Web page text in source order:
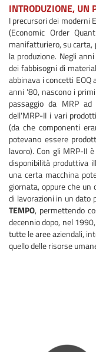
INTRODUZIONE, UN
I precursori dei moderni
(Economic Order
manifatturiero, su carta,
la produzione. Negli
dei fabbisogni di
abbinava i concetti EOQ
anni '80, nascono i
passaggio da MRP
dell'MRP-II i vari
(da che componenti
potevano essere
lavoro). Con gli MRP-II
disponibilità produttiva
una certa macchina
giornata, oppure che
di lavorazioni in un dato
TEMPO, permettendo
decennio dopo, nel
tutte le aree aziendali,
quello delle risorse